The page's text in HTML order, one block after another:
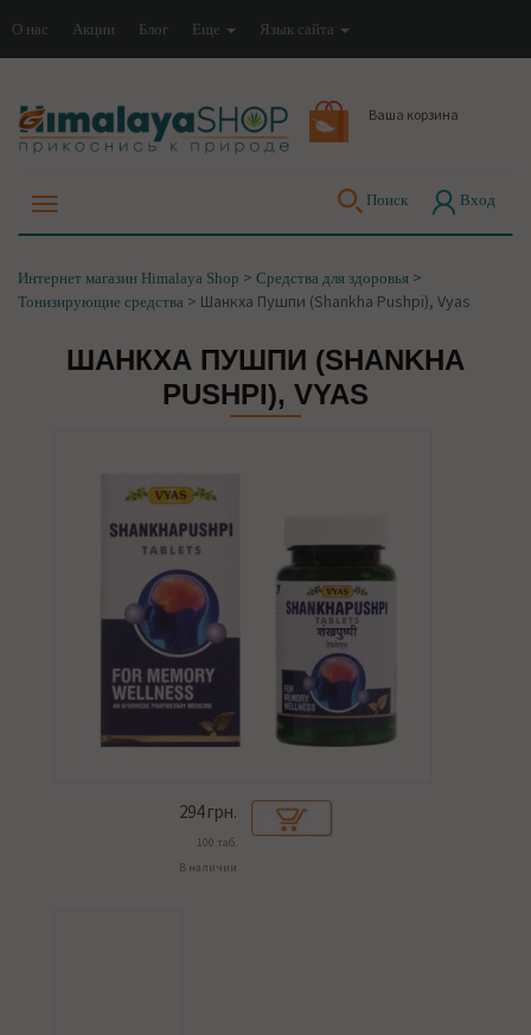
О нас Акции Блог Еще Язык сайта
Ваша корзина
Поиск Вход
Интернет магазин Himalaya Shop > Средства для здоровья >
Тонизирующие средства > Шанкха Пушпи (Shankha Pushpi), Vyas
ШАНКХА ПУШПИ (SHANKHA
PUSHPI), VYAS
294грн.
100 таб.
В наличии